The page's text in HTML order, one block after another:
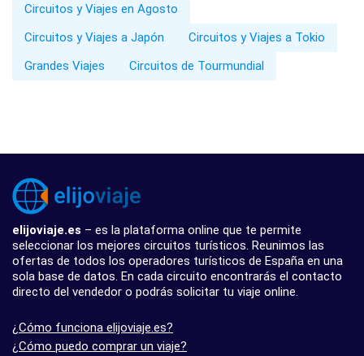
Circuitos y Viajes en Agosto
Circuitos y Viajes a Japón
Circuitos y Viajes a Tokio
Grandes Viajes
Circuitos de Tourmundial
elijoviaje.es – es la plataforma online que te permite
seleccionar los mejores circuitos turísticos. Reunimos las
ofertas de todos los operadores turísticos de España en una
sola base de datos. En cada circuito encontrarás el contacto
directo del vendedor o podrás solicitar tu viaje online.
¿Cómo funciona elijoviaje.es?
¿Cómo puedo comprar un viaje?